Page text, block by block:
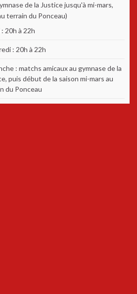
de la Justice jusqu'à mi-mars,
terrain du Ponceau)
20h à 22h
: 20h à 22h
: matchs amicaux au gymnase de la
puis début de la saison mi-mars au
du Ponceau